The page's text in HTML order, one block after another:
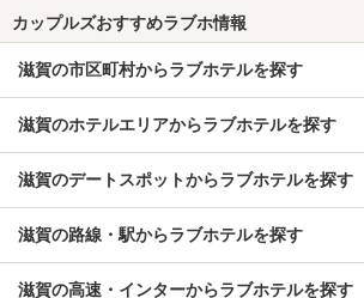
カップルズおすすめラブホ情報
滋賀の市区町村からラブホテルを探す
滋賀のホテルエリアからラブホテルを探す
滋賀のデートスポットからラブホテルを探す
滋賀の路線・駅からラブホテルを探す
滋賀の高速・インターからラブホテルを探す